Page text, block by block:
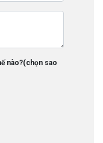
nào?(chọn sao